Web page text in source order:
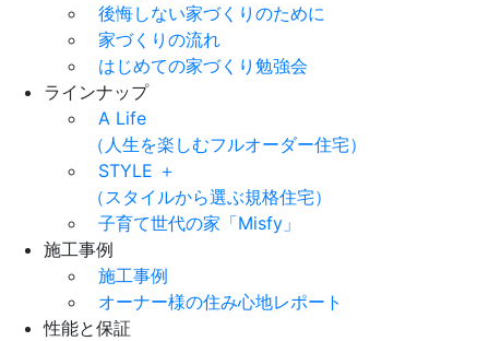
後悔しない家づくりのために
家づくりの流れ
はじめての家づくり勉強会
ラインナップ
A Life
（人生を楽しむフルオーダー住宅）
STYLE ＋
（スタイルから選ぶ規格住宅）
子育て世代の家「Misfy」
施工事例
施工事例
オーナー様の住み心地レポート
性能と保証